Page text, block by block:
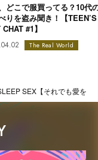
どこで服買ってる？10代
りを盗み聞き！【TEEN’S
#1】
The Real World
SEX【それでも愛を探